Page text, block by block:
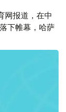
网报道，在中
下帷幕，哈萨